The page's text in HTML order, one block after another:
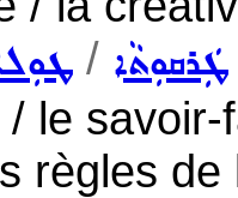
/ ܛܲܪܩܘܼܬܵܐ
/ le
règles de